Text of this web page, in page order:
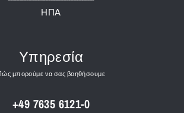
ΗΠΑ
Υπηρεσία
μπορούμε να σας βοηθήσουμε
+49 7635 6121-0